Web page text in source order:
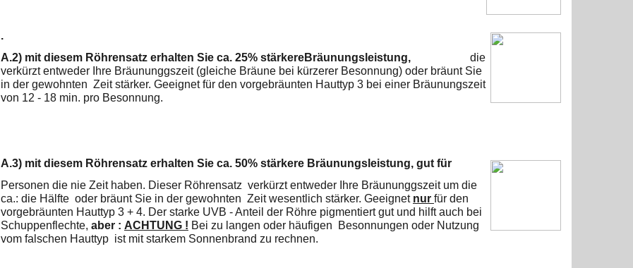
.
A.2) mit diesem Röhrensatz erhalten Sie ca. 25% stärkereBräunungsleistung, die
verkürzt entweder Ihre Bräununggszeit (gleiche Bräune bei kürzerer Besonnung) oder bräunt Sie
in der gewohnten Zeit stärker. Geeignet für den vorgebräunten Hauttyp 3 bei einer Bräunungszeit
von 12 - 18 min. pro Besonnung.
A.3) mit diesem Röhrensatz erhalten Sie ca. 50% stärkere Bräunungsleistung, gut für
Personen die nie Zeit haben. Dieser Röhrensatz verkürzt entweder Ihre Bräununggszeit um die
ca.: die Hälfte oder bräunt Sie in der gewohnten Zeit wesentlich stärker. Geeignet nur für den
vorgebräunten Hauttyp 3 + 4. Der starke UVB - Anteil der Röhre pigmentiert gut und hilft auch bei
Schuppenflechte, aber : ACHTUNG ! Bei zu langen oder häufigen Besonnungen oder Nutzung
vom falschen Hauttyp ist mit starkem Sonnenbrand zu rechnen.